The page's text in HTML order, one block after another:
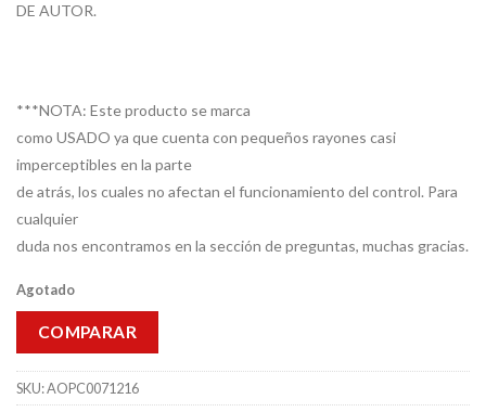
DE AUTOR.
***NOTA: Este producto se marca
como USADO ya que cuenta con pequeños rayones casi
imperceptibles en la parte
de atrás, los cuales no afectan el funcionamiento del control. Para
cualquier
duda nos encontramos en la sección de preguntas, muchas gracias.
Agotado
COMPARAR
SKU:AOPC0071216